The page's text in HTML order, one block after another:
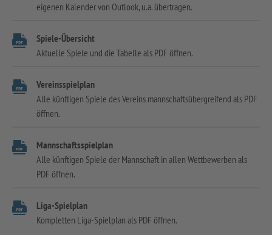
eigenen Kalender von Outlook, u.a. übertragen.
Spiele-Übersicht
Aktuelle Spiele und die Tabelle als PDF öffnen.
Vereinsspielplan
Alle künftigen Spiele des Vereins mannschaftsübergreifend als PDF
öffnen.
Mannschaftsspielplan
Alle künftigen Spiele der Mannschaft in allen Wettbewerben als
PDF öffnen.
Liga-Spielplan
Kompletten Liga-Spielplan als PDF öffnen.